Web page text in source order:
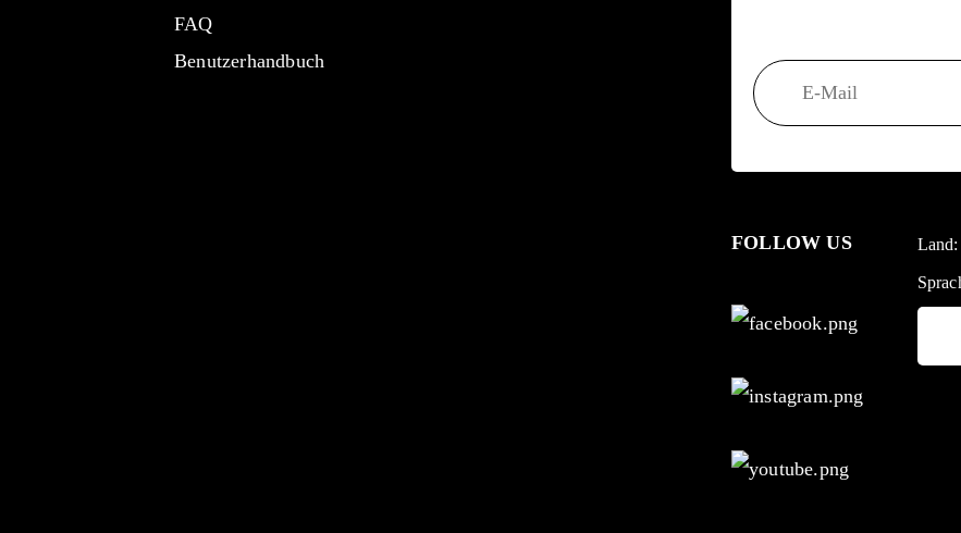
FAQ
Benutzerhandbuch
FOLLOW US Land: